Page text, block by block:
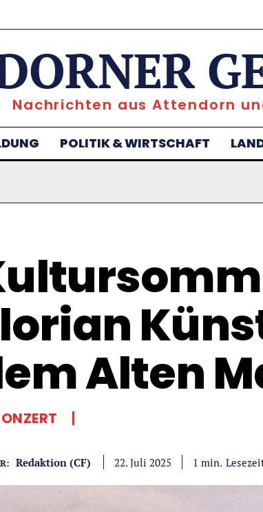
Nachrichten aus Attendorn
POLITIK & WIRTSCHAFT
Alten
Redaktion (CF) 22. Juli 2025 1 min.